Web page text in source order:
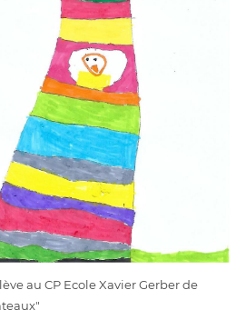
au CP Ecole Xavier Gerber de